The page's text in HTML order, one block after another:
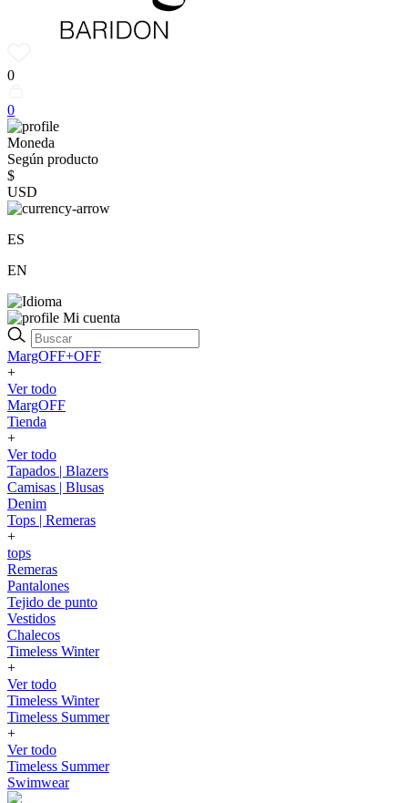
0
0
Moneda
Según producto
$
USD
ES
EN
Mi cuenta
MargOFF+OFF
+
Ver todo
MargOFF
Tienda
+
Ver todo
Tapados | Blazers
Camisas | Blusas
Denim
Tops | Remeras
+
tops
Remeras
Pantalones
Tejido de punto
Vestidos
Chalecos
Timeless Winter
+
Ver todo
Timeless Winter
Timeless Summer
+
Ver todo
Timeless Summer
Swimwear